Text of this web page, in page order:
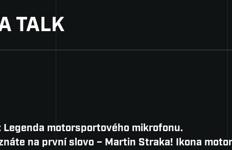
TALK
Legenda motorsportového mikrofonu.
na první slovo – Martin Straka! Ikona